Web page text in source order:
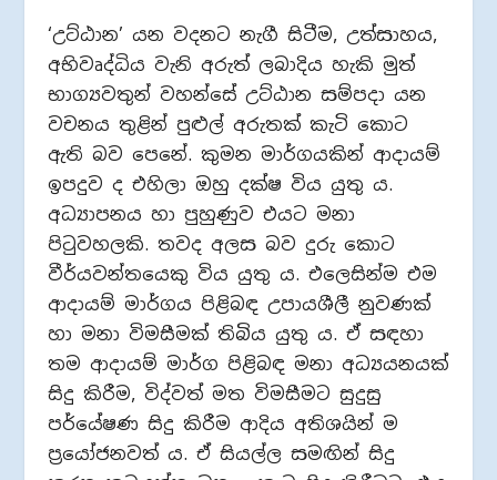
‘උට්ඨාන’ යන වදනට නැගී සිටීම, උත්සාහය,
අභිවෘද්ධිය වැනි අරුත් ලබාදිය හැකි මුත්
භාග්‍යවතුන් වහන්සේ උට්ඨාන සම්පදා යන
වචනය තුළින් පුළුල් අරුතක් කැටි කොට
ඇති බව පෙනේ. කුමන මාර්ගයකින් ආදායම්
ඉපදුව ද එහිලා ඔහු දක්ෂ විය යුතු ය.
අධ්‍යාපනය හා පුහුණුව එයට මනා
පිටුවහලකි. තවද අලස බව දුරු කොට
වීර්යවන්තයෙකු විය යුතු ය. එලෙසින්ම එම
ආදායම් මාර්ගය පිළිබඳ උපායශීලී නුවණක්
හා මනා විමසීමක් තිබිය යුතු ය. ඒ සඳහා
තම ආදායම් මාර්ග පිළිබඳ මනා අධ්‍යයනයක්
සිදු කිරීම, විද්වත් මත විමසීමට සුදුසු
පර්යේෂණ සිදු කිරීම ආදිය අතිශයින් ම
ප්‍රයෝජනවත් ය. ඒ සියල්ල සමඟින් සිදු